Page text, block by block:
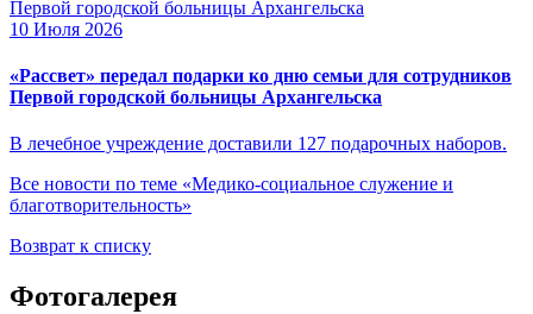
10 Июля 2026
«Рассвет» передал подарки ко дню семьи для сотрудников
Первой городской больницы Архангельска
В лечебное учреждение доставили 127 подарочных наборов.
Все новости по теме «Медико-социальное служение и
благотворительность»
Возврат к списку
Фотогалерея